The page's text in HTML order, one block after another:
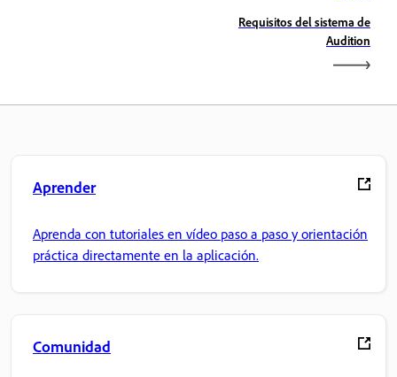
Requisitos del sistema de
Audition
Aprender
Aprenda con tutoriales en vídeo paso a paso y orientación
práctica directamente en la aplicación.
Comunidad